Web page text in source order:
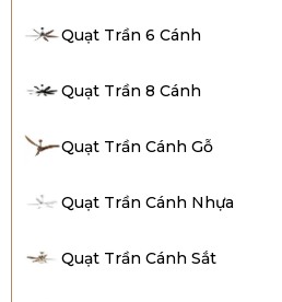
Quạt Trần 6 Cánh
Quạt Trần 8 Cánh
Quạt Trần Cánh Gỗ
Quạt Trần Cánh Nhựa
Quạt Trần Cánh Sắt